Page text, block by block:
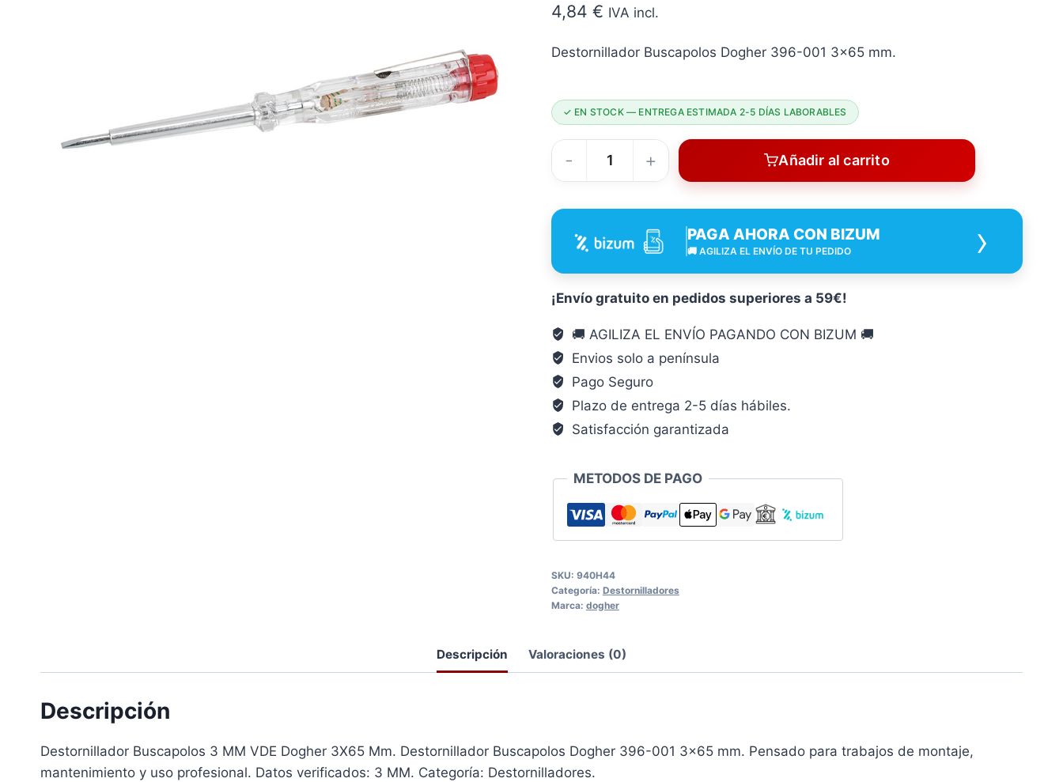
4,84 € IVA incl.
Destornillador Buscapolos Dogher 396-001 3×65 mm.
✓ EN STOCK — ENTREGA ESTIMADA 2-5 DÍAS LABORABLES
Destornillador
3
MM
Dogher
3X65
cantidad
Añadir al carrito
PAGA AHORA CON BIZUM
🚚 AGILIZA EL ENVÍO DE TU PEDIDO ›
¡Envío gratuito en pedidos superiores a 59€!
🚚 AGILIZA EL ENVÍO PAGANDO CON BIZUM 🚚
Envios solo a península
Pago Seguro
Plazo de entrega 2-5 días hábiles.
Satisfacción garantizada
METODOS DE PAGO
SKU: 940H44
Categoría: Destornilladores
Marca: dogher
Descripción Valoraciones (0)
Descripción
Destornillador Buscapolos 3 MM VDE Dogher 3X65 Mm. Destornillador Buscapolos Dogher 396-001 3×65 mm. Pensado para trabajos de montaje,
mantenimiento y uso profesional. Datos verificados: 3 MM. Categoría: Destornilladores.